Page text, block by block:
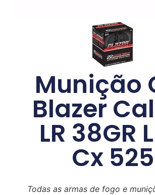
Munição
Blazer
LR 38GR
Cx 525
Todas as armas de fogo e